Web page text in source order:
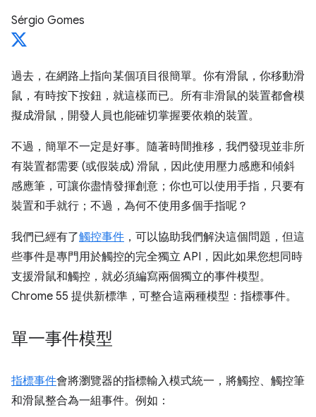
Sérgio Gomes
過去，在網路上指向某個項目很簡單。你有滑鼠，你移動滑
鼠，有時按下按鈕，就這樣而已。所有非滑鼠的裝置都會模
擬成滑鼠，開發人員也能確切掌握要依賴的裝置。
不過，簡單不一定是好事。隨著時間推移，我們發現並非所
有裝置都需要 (或假裝成) 滑鼠，因此使用壓力感應和傾斜
感應筆，可讓你盡情發揮創意；你也可以使用手指，只要有
裝置和手就行；不過，為何不使用多個手指呢？
我們已經有了觸控事件 ，可以協助我們解決這個問題，但這
些事件是專門用於觸控的完全獨立 API，因此如果您想同時
支援滑鼠和觸控，就必須編寫兩個獨立的事件模型。
Chrome 55 提供新標準，可整合這兩種模型：指標事件。
單一事件模型
指標事件會將瀏覽器的指標輸入模式統一，將觸控、觸控筆
和滑鼠整合為一組事件。例如：